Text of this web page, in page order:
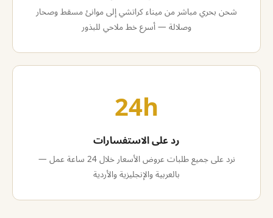
شحن بحري مباشر من ميناء كراتشي إلى موانئ مسقط وصحار
وصلالة — أسرع خط ملاحي للبذور
24h
رد على الاستفسارات
نرد على جميع طلبات عروض الأسعار خلال 24 ساعة عمل —
بالعربية والإنجليزية والأردية